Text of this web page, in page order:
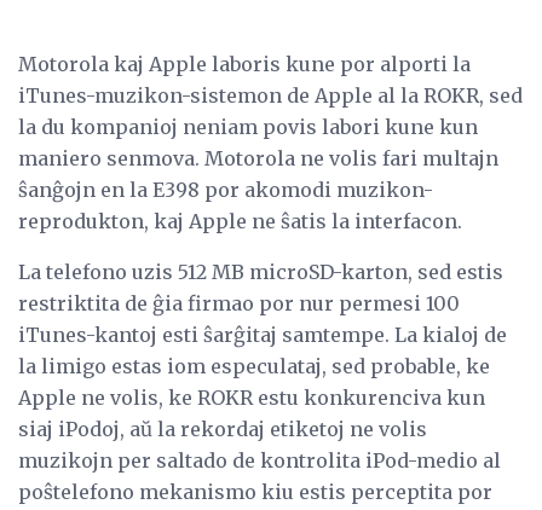
Motorola kaj Apple laboris kune por alporti la
iTunes-muzikon-sistemon de Apple al la ROKR, sed
la du kompanioj neniam povis labori kune kun
maniero senmova. Motorola ne volis fari multajn
ŝanĝojn en la E398 por akomodi muzikon-
reprodukton, kaj Apple ne ŝatis la interfacon.
La telefono uzis 512 MB microSD-karton, sed estis
restriktita de ĝia firmao por nur permesi 100
iTunes-kantoj esti ŝarĝitaj samtempe. La kialoj de
la limigo estas iom especulataj, sed probable, ke
Apple ne volis, ke ROKR estu konkurenciva kun
siaj iPodoj, aŭ la rekordaj etiketoj ne volis
muzikojn per saltado de kontrolita iPod-medio al
poŝtelefono mekanismo kiu estis perceptita por